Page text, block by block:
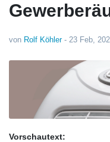
von Rolf Köhler- 23 Feb,
Vorschautext: